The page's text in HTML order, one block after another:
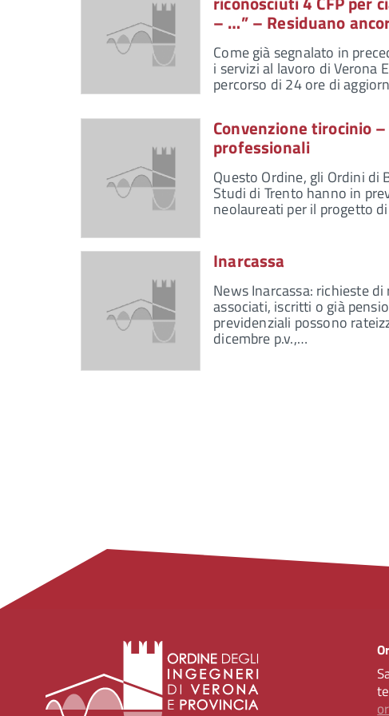
– …” – Residuano
Come già segnalato in
i servizi al lavoro di Verona
percorso di 24 ore di
Convenzione tirocinio
professionali
Questo Ordine, gli Ordini di
Studi di Trento hanno in
neolaureati per il progetto
Inarcassa
News Inarcassa: richieste
associati, iscritti o già
previdenziali possono
dicembre p.v.,…